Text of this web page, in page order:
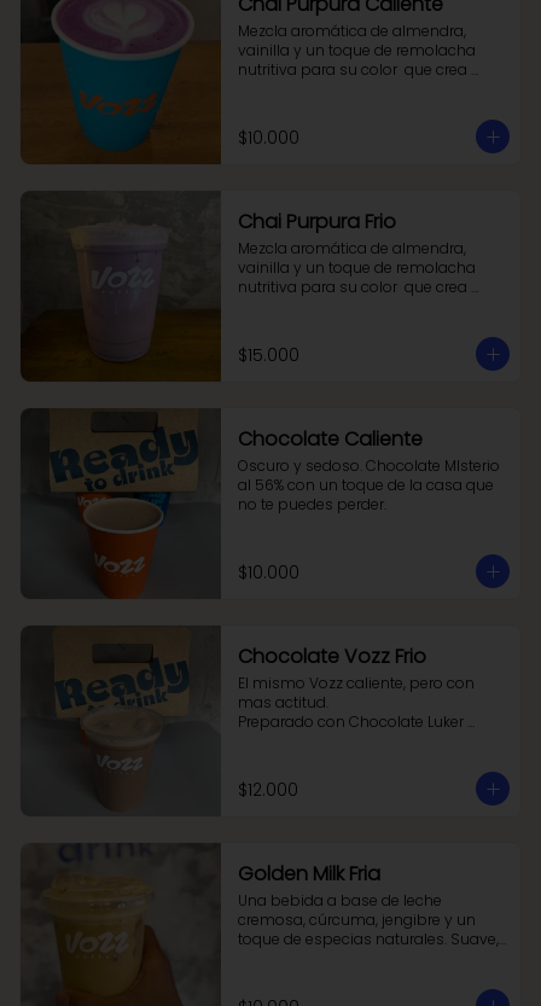
Mezcla aromática de almendra,
vainilla y un toque de remolacha
nutritiva para su color  que crea
$10.000
Chai Purpura Frio
Mezcla aromática de almendra,
vainilla y un toque de remolacha
nutritiva para su color  que crea
$15.000
Chocolate Caliente
Oscuro y sedoso. Chocolate MIsterio
al 56% con un toque de la casa que
no te puedes perder.
$10.000
Chocolate Vozz Frio
El mismo Vozz caliente, pero con
mas actitud.
Preparado con Chocolate Luker
Frío, cremoso y sorprendentemente
ligero.
$12.000
Golden Milk Fria
Una bebida a base de leche
cremosa, cúrcuma, jengibre y un
toque de especias naturales. Suave,
antioxidantes y antiinflamatorias, es